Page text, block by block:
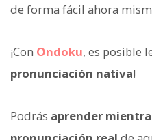
de forma fácil ahora
¡Con Ondoku, es posible
pronunciación nativa!
Podrás aprender